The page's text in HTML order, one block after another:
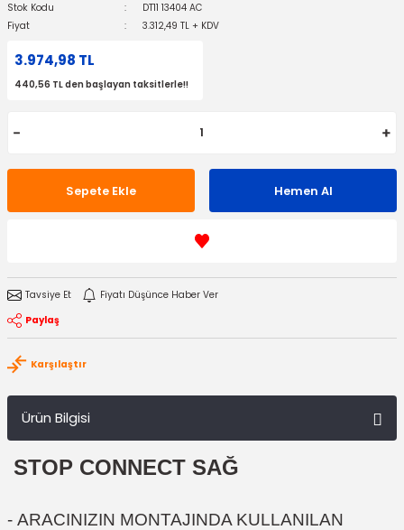
Stok Kodu
DT11 13404 AC
Fiyat
3.312,49 TL + KDV
3.974,98 TL
440,56 TL den başlayan taksitlerle!!
Sepete Ekle Hemen Al
Tavsiye Et
Fiyatı Düşünce Haber Ver
Paylaş
Karşılaştır
Ürün Bilgisi
STOP CONNECT SAĞ
- ARACINIZIN MONTAJINDA KULLANILAN